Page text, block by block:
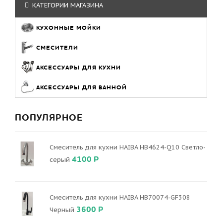
КАТЕГОРИИ МАГАЗИНА
КУХОННЫЕ МОЙКИ
СМЕСИТЕЛИ
АКСЕССУАРЫ ДЛЯ КУХНИ
АКСЕССУАРЫ ДЛЯ ВАННОЙ
ПОПУЛЯРНОЕ
Смеситель для кухни HAIBA HB4624-Q10 Светло-
серый 4100 Р
Смеситель для кухни HAIBA HB70074-GF308
Черный 3600 Р